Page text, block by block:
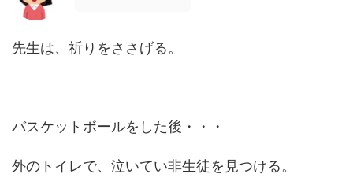
先生は、祈りをささげる。
バスケットボールをした後・・・
外のトイレで、泣いてい非生徒を見つける。